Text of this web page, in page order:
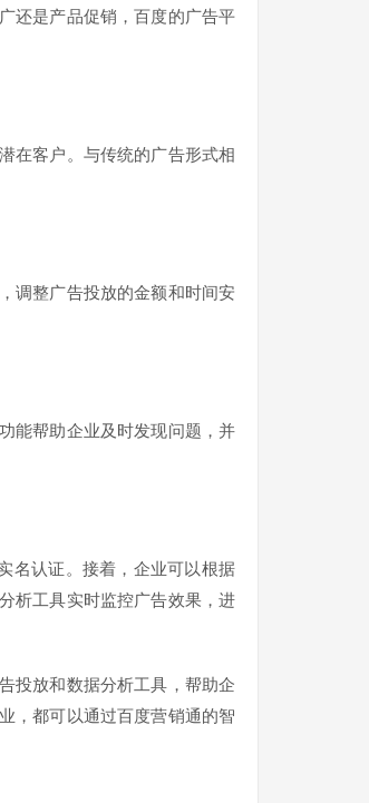
还是产品促销，百度的广告平
在客户。与传统的广告形式相
调整广告投放的金额和时间安
能帮助企业及时发现问题，并
名认证。接着，企业可以根据
析工具实时监控广告效果，进
投放和数据分析工具，帮助企
，都可以通过百度营销通的智